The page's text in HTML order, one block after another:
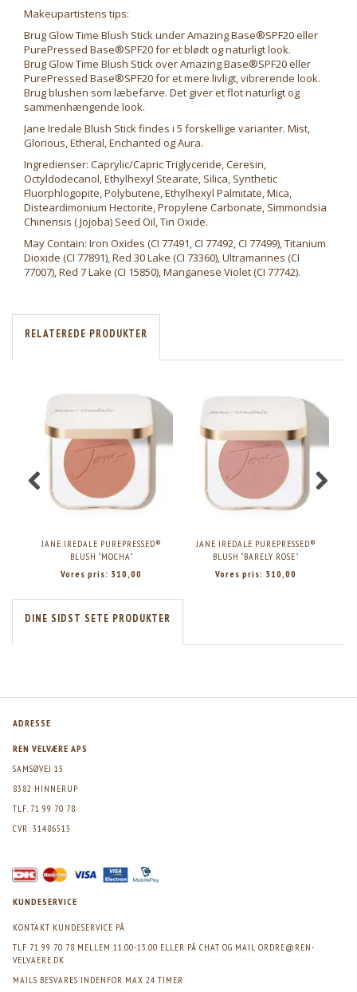
Makeupartistens tips:
Brug Glow Time Blush Stick under Amazing Base®SPF20 eller
PurePressed Base®SPF20 for et blødt og naturligt look.
Brug Glow Time Blush Stick over Amazing Base®SPF20 eller
PurePressed Base®SPF20 for et mere livligt, vibrerende look.
Brug blushen som læbefarve. Det giver et flot naturligt og
sammenhængende look.
Jane Iredale Blush Stick findes i 5 forskellige varianter. Mist,
Glorious, Etheral, Enchanted og Aura.
Ingredienser: Caprylic/Capric Triglyceride, Ceresin,
Octyldodecanol, Ethylhexyl Stearate, Silica, Synthetic
Fluorphlogopite, Polybutene, Ethylhexyl Palmitate, Mica,
Disteardimonium Hectorite, Propylene Carbonate, Simmondsia
Chinensis ( Jojoba) Seed Oil, Tin Oxide.
May Contain: Iron Oxides (CI 77491, CI 77492, CI 77499), Titanium
Dioxide (CI 77891), Red 30 Lake (CI 73360), Ultramarines (CI
77007), Red 7 Lake (CI 15850), Manganese Violet (CI 77742).
RELATEREDE PRODUKTER
JANE IREDALE PUREPRESSED®
BLUSH "MOCHA"
Vores pris: 310,00
JANE IREDALE PUREPRESSED®
BLUSH "BARELY ROSE"
Vores pris: 310,00
DINE SIDST SETE PRODUKTER
ADRESSE
REN VELVÆRE APS
SAMSØVEJ 13
8382 HINNERUP
TLF. 71 99 70 78
CVR: 31486513
KUNDESERVICE
KONTAKT KUNDESERVICE PÅ
TLF 71 99 70 78 MELLEM 11.00-13.00 ELLER PÅ CHAT OG MAIL ORDRE@REN-
VELVAERE.DK
MAILS BESVARES INDENFOR MAX 24 TIMER